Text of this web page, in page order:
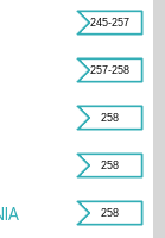
245-257
257-258
258
258
258